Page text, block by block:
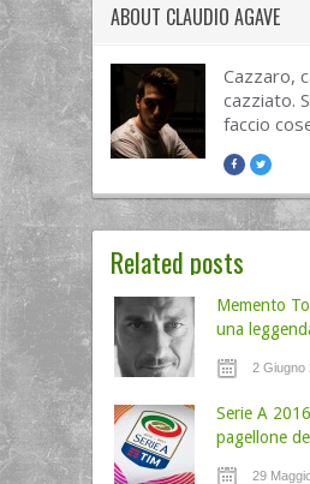
ABOUT CLAUDIO AGAVE
Cazzaro,
cazziato.
faccio
Related posts
Memento
una
2 Giugno
Serie A
pagellone
29